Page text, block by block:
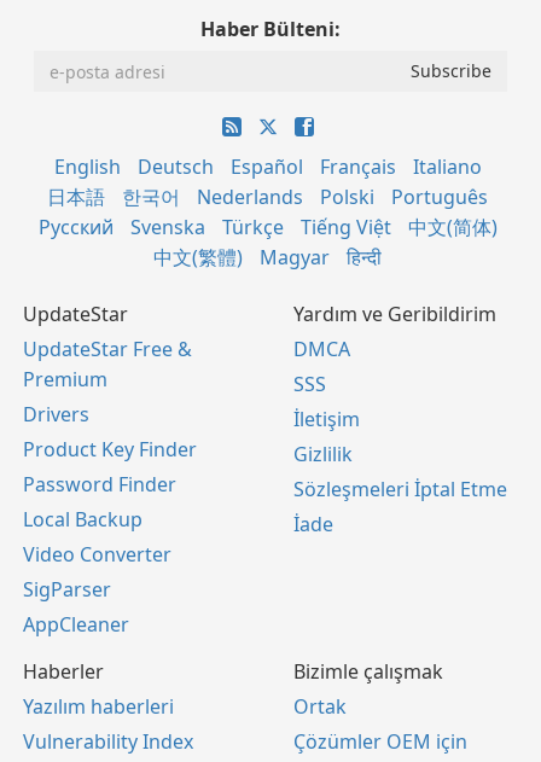
Haber Bülteni:
English Deutsch Español Français
Italiano
日本語
한국어 Nederlands Polski
Português
Русский
Svenska Türkçe Tiếng Việt
中文(简体)
中文(繁體)
Magyar हिन्दी
UpdateStar
UpdateStar Free &
Premium
Drivers
Product Key Finder
Password Finder
Local Backup
Video Converter
SigParser
AppCleaner
Yardım ve Geribildirim
DMCA
SSS
İletişim
Gizlilik
Sözleşmeleri İptal Etme
İade
Haberler
Yazılım haberleri
Vulnerability Index
Bizimle çalışmak
Ortak
Çözümler OEM için